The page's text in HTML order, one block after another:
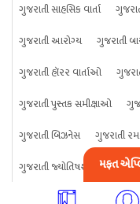
ગુજરાતી સાહસિક વાર્તા
ગુજરાતી આરોગ્ય
ગુજરાતી
ગુજરાતી હૉરર વાર્તાઓ
ગુજરાતી પુસ્તક સમીક્ષાઓ
ગુજરાતી બિઝનેસ
ગુજરાતી
ગુજરાતી જ્યોતિષશાસ્ત્રમફત